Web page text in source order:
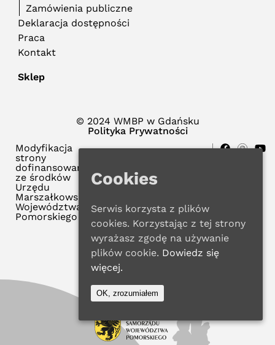
Zamówienia publiczne
Deklaracja dostępności
Praca
Kontakt
Sklep
© 2024 WMBP w Gdańsku
Polityka Prywatności
Modyfikacja
strony
dofinansowana
ze środków
Urzędu
Marszałkowskiego
Województwa
Pomorskiego
Cookies
Serwis korzysta z plików
cookies. Korzystając z tej strony
wyrażasz zgodę na używanie
plików cookie. Dowiedz się
więcej.
OK, zrozumiałem